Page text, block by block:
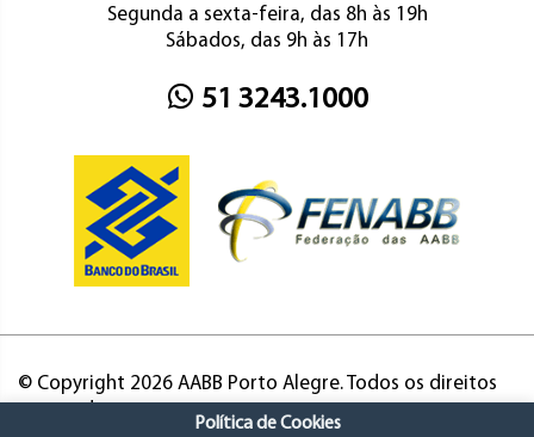
Segunda a sexta-feira, das 8h às 19h
Sábados, das 9h às 17h
51 3243.1000
© Copyright 2026 AABB Porto Alegre. Todos os direitos
Política de Cookies